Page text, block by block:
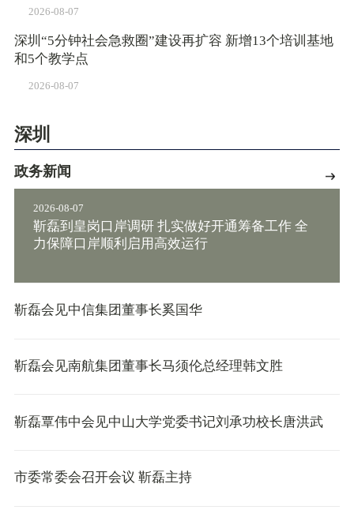
2026-08-07
深圳“5分钟社会急救圈”建设再扩容 新增13个培训基地
和5个教学点
2026-08-07
深圳
政务新闻
靳磊到皇岗口岸调研 扎实做好开通筹备工作 全
力保障口岸顺利启用高效运行
2026-08-07
靳磊会见中信集团董事长奚国华
靳磊会见南航集团董事长马须伦总经理韩文胜
靳磊覃伟中会见中山大学党委书记刘承功校长唐洪武
市委常委会召开会议 靳磊主持